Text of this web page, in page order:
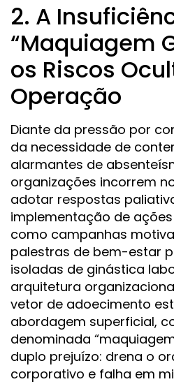
2. A
“Maquiagem
os Riscos
Operação
Diante da pressão por
da necessidade de
alarmantes de
organizações incorrem
adotar respostas
implementação de
como campanhas
palestras de bem-estar
isoladas de ginástica
arquitetura
vetor de adoecimento
abordagem superficial,
denominada
duplo prejuízo: drena o
corporativo e falha em